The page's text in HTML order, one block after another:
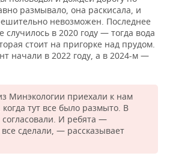
размывало, она раскисала, и
невозможен. Последнее
случилось в 2020 году — тогда вода
стоит на пригорке над прудом.
начали в 2022 году, а в 2024-м —
Минэкологии приехали к нам
тут все было размыто. В
согласовали. И ребята —
сделали, — рассказывает